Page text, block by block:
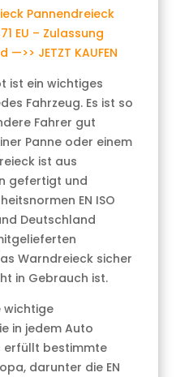
Pannendreieck
EU – Zulassung
JETZT KAUFEN
ist ein wichtiges
Fahrzeug. Es ist so
Fahrer gut
Panne oder einem
ist aus
gefertigt und
EN ISO
Deutschland
Warndreieck sicher
in Gebrauch ist.
wichtige
in jedem Auto
erfüllt bestimmte
darunter die EN